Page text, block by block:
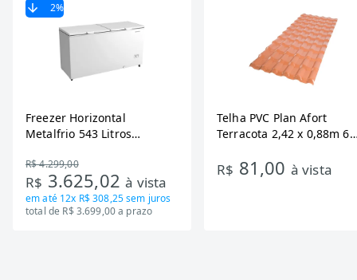
2%
Freezer Horizontal
Metalfrio 543 Litros
Tecnologia Inverter, Branco,
Bivolt
R$ 4.299,00
R$ 3.625,02à vista
em até 12x R$ 308,25sem juros
total de R$ 3.699,00 a prazo
Telha PVC Plan Afort
Terracota 2,42 x 0,88m 6
R$ 81,00 à vista